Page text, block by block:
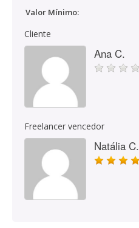
Valor Mínimo:
Cliente
Ana C.
Freelancer vencedor
Natália C.